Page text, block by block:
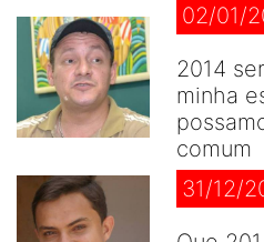
02/01/
2014
minha
comum
31/12/